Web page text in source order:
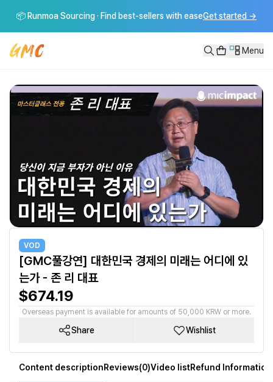
대한민국 경제의 미래는 어디에 있는가 - 존 리 대표
📦 Runmoa Sourcing · Find best-sellers with easeGet started →
Menu
VOD
[GMC풀강연] 대한민국 경제의 미래는 어디에 있
는가 - 존 리 대표
$674.19
Overseas payment is available for amounts of 50,000 KRW or more.
Share Wishlist
Content descriptionReviews(0)Video listRefund Information